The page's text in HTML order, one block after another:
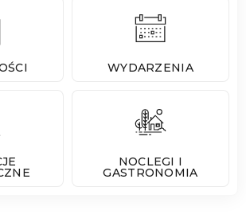
WYDARZENIA
NOCLEGI I
GASTRONOMIA